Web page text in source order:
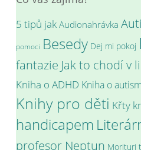
5 tipů jak Audionahrávka
pomoci Besedy Dej mi pokoj
fantazie Jak to chodí v
Kniha o ADHD Kniha o
Knihy pro děti Křty
handicapem
profesor Neptun Morituri